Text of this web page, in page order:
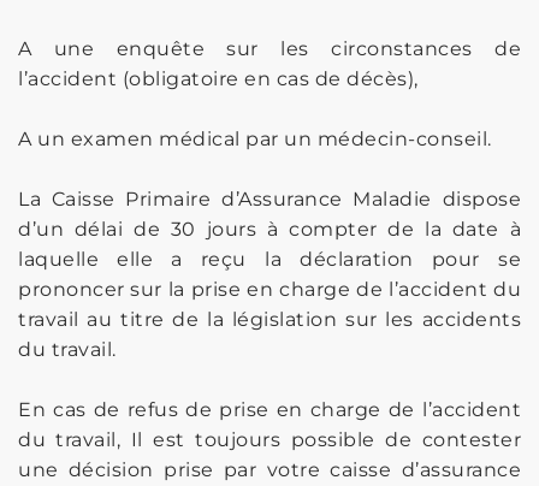
A une enquête sur les circonstances de
l’accident (obligatoire en cas de décès),
A un examen médical par un médecin-conseil.
La Caisse Primaire d’Assurance Maladie dispose
d’un délai de 30 jours à compter de la date à
laquelle elle a reçu la déclaration pour se
prononcer sur la prise en charge de l’accident du
travail au titre de la législation sur les accidents
du travail.
En cas de refus de prise en charge de l’accident
du travail, Il est toujours possible de contester
une décision prise par votre caisse d’assurance